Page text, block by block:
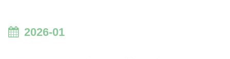
2026-01